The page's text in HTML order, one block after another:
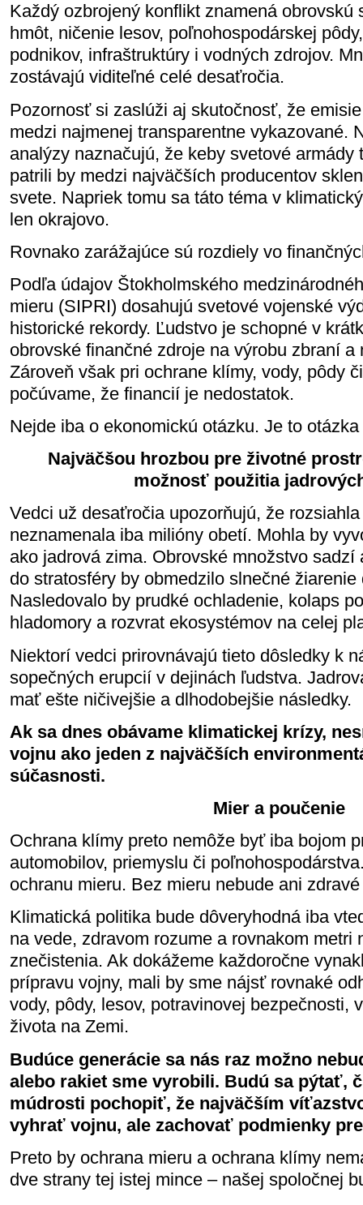
Každý ozbrojený konflikt znamená obrovskú
hmôt, ničenie lesov, poľnohospodárskej
podnikov, infraštruktúry i vodných zdrojov.
zostávajú viditeľné celé desaťročia.
Pozornosť si zaslúži aj skutočnosť, že
medzi najmenej transparentne vykazované.
analýzy naznačujú, že keby svetové armády
patrili by medzi najväčších producentov
svete. Napriek tomu sa táto téma v
len okrajovo.
Rovnako zarážajúce sú rozdiely vo
Podľa údajov Štokholmského
mieru (SIPRI) dosahujú svetové vojenské
historické rekordy. Ľudstvo je schopné v
obrovské finančné zdroje na výrobu zbraní a
Zároveň však pri ochrane klímy, vody, pôdy
počúvame, že financií je nedostatok.
Nejde iba o ekonomickú otázku. Je to
Najväčšou hrozbou pre životné
možnosť použitia
Vedci už desaťročia upozorňujú, že
neznamenala iba milióny obetí. Mohla by
ako jadrová zima. Obrovské množstvo sadzí
do stratosféry by obmedzilo slnečné
Nasledovalo by prudké ochladenie, kolaps
hladomory a rozvrat ekosystémov na celej
Niektorí vedci prirovnávajú tieto dôsledky k
sopečných erupcií v dejinách ľudstva.
mať ešte ničivejšie a dlhodobejšie následky.
Ak sa dnes obávame klimatickej krízy,
vojnu ako jeden z najväčších
súčasnosti.
Mier a poučenie
Ochrana klímy preto nemôže byť iba bojom
automobilov, priemyslu či
ochranu mieru. Bez mieru nebude ani
Klimatická politika bude dôveryhodná iba
na vede, zdravom rozume a rovnakom metri
znečistenia. Ak dokážeme každoročne
prípravu vojny, mali by sme nájsť rovnaké
vody, pôdy, lesov, potravinovej bezpečnosti,
života na Zemi.
Budúce generácie sa nás raz možno
alebo rakiet sme vyrobili. Budú sa pýtať,
múdrosti pochopiť, že najväčším
vyhrať vojnu, ale zachovať podmienky
Preto by ochrana mieru a ochrana klímy
dve strany tej istej mince – našej spoločnej